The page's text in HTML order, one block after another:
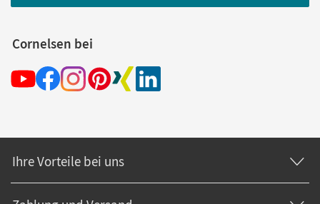
Cornelsen bei
Ihre Vorteile bei uns